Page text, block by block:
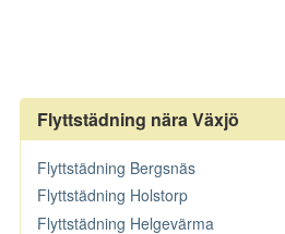
Flyttstädning nära Växjö
Flyttstädning Bergsnäs
Flyttstädning Holstorp
Flyttstädning Helgevärma